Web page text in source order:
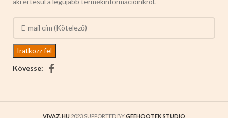
Kövesse:
VIVAZ.HU 2023 SUPPORTED BYGEEHOOTEK STUDIO